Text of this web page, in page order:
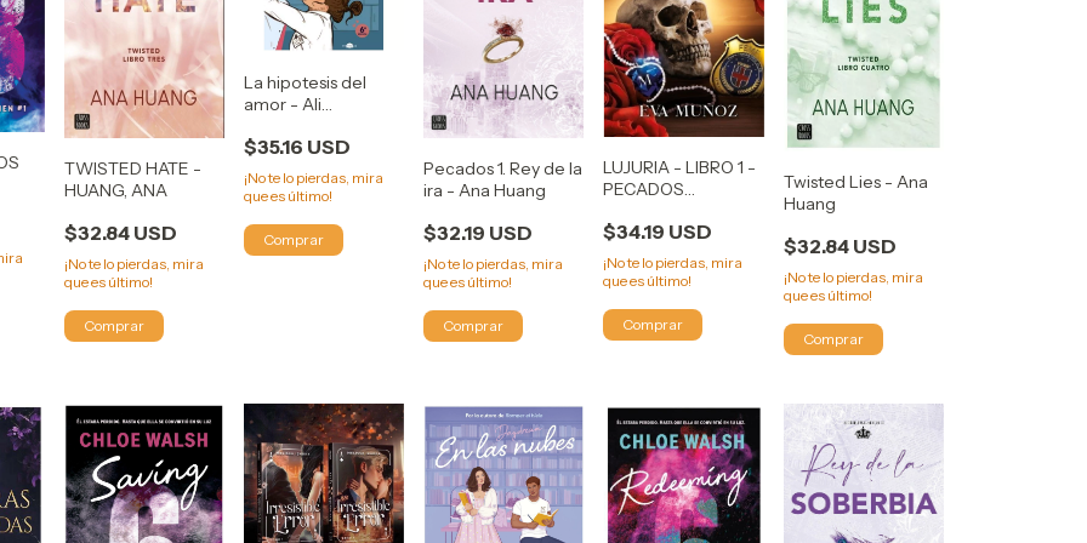
TWISTED HATE -
HUANG, ANA
$32.84 USD
¡No te lo pierdas, mira
que es último!
La hipotesis del
amor - Ali
$35.16 USD
¡No te lo pierdas, mira
que es último!
Pecados 1. Rey de la
ira - Ana Huang
$32.19 USD
¡No te lo pierdas, mira
que es último!
LUJURIA - LIBRO 1 -
PECADOS
Eva Muñoz
$34.19 USD
¡No te lo pierdas, mira
que es último!
Twisted Lies - Ana
Huang
$32.84 USD
¡No te lo pierdas, mira
que es último!